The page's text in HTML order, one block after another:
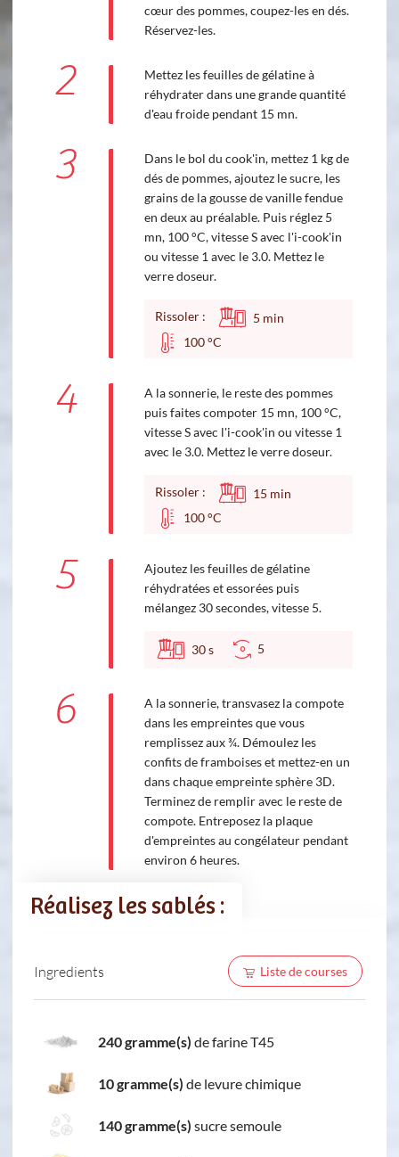
cœur des pommes, coupez-les en dés.
Réservez-les.
2
Mettez les feuilles de gélatine à
réhydrater dans une grande quantité
d'eau froide pendant 15 mn.
3
Dans le bol du cook'in, mettez 1 kg de
dés de pommes, ajoutez le sucre, les
grains de la gousse de vanille fendue
en deux au préalable. Puis réglez 5
mn, 100 °C, vitesse S avec l'i-cook'in
ou vitesse 1 avec le 3.0. Mettez le
verre doseur.
Rissoler : 5 min
100 °C
4
A la sonnerie, le reste des pommes
puis faites compoter 15 mn, 100 °C,
vitesse S avec l'i-cook'in ou vitesse 1
avec le 3.0. Mettez le verre doseur.
Rissoler : 15 min
100 °C
5
Ajoutez les feuilles de gélatine
réhydratées et essorées puis
mélangez 30 secondes, vitesse 5.
30s 5
6
A la sonnerie, transvasez la compote
dans les empreintes que vous
remplissez aux ¾. Démoulez les
confits de framboises et mettez-en un
dans chaque empreinte sphère 3D.
Terminez de remplir avec le reste de
compote. Entreposez la plaque
d'empreintes au congélateur pendant
environ 6 heures.
Réalisez les sablés :
Ingredients Liste de courses
240 gramme(s) de farine T45
10 gramme(s) de levure chimique
140 gramme(s) sucre semoule